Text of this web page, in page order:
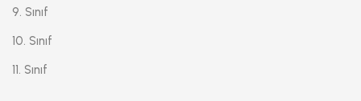
9. Sınıf
10. Sınıf
11. Sınıf